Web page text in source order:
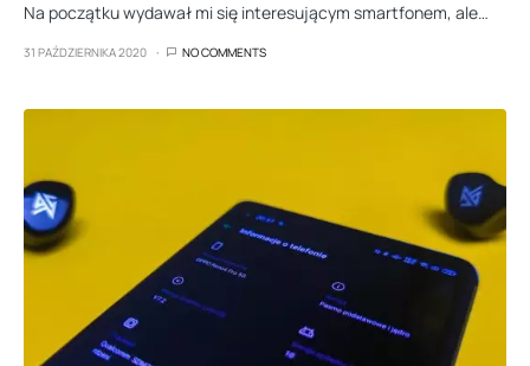
Na początku wydawał mi się interesującym smartfonem, ale…
31 PAŹDZIERNIKA 2020 NO COMMENTS